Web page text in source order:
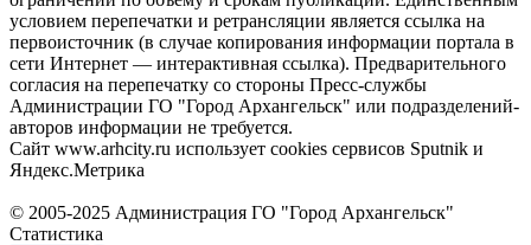
условием перепечатки и ретрансляции является ссылка на
первоисточник (в случае копирования информации портала в
сети Интернет — интерактивная ссылка). Предварительного
согласия на перепечатку со стороны Пресс-службы
Администрации ГО "Город Архангельск" или подразделений-
авторов информации не требуется.
Сайт www.arhcity.ru использует cookies сервисов Sputnik и
Яндекс.Метрика
© 2005-2025 Администрация ГО "Город Архангельск"
Статистика